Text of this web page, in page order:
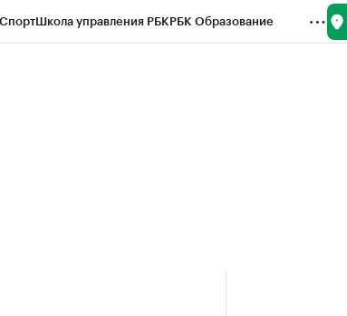
СпортШкола управления РБКРБК Образование